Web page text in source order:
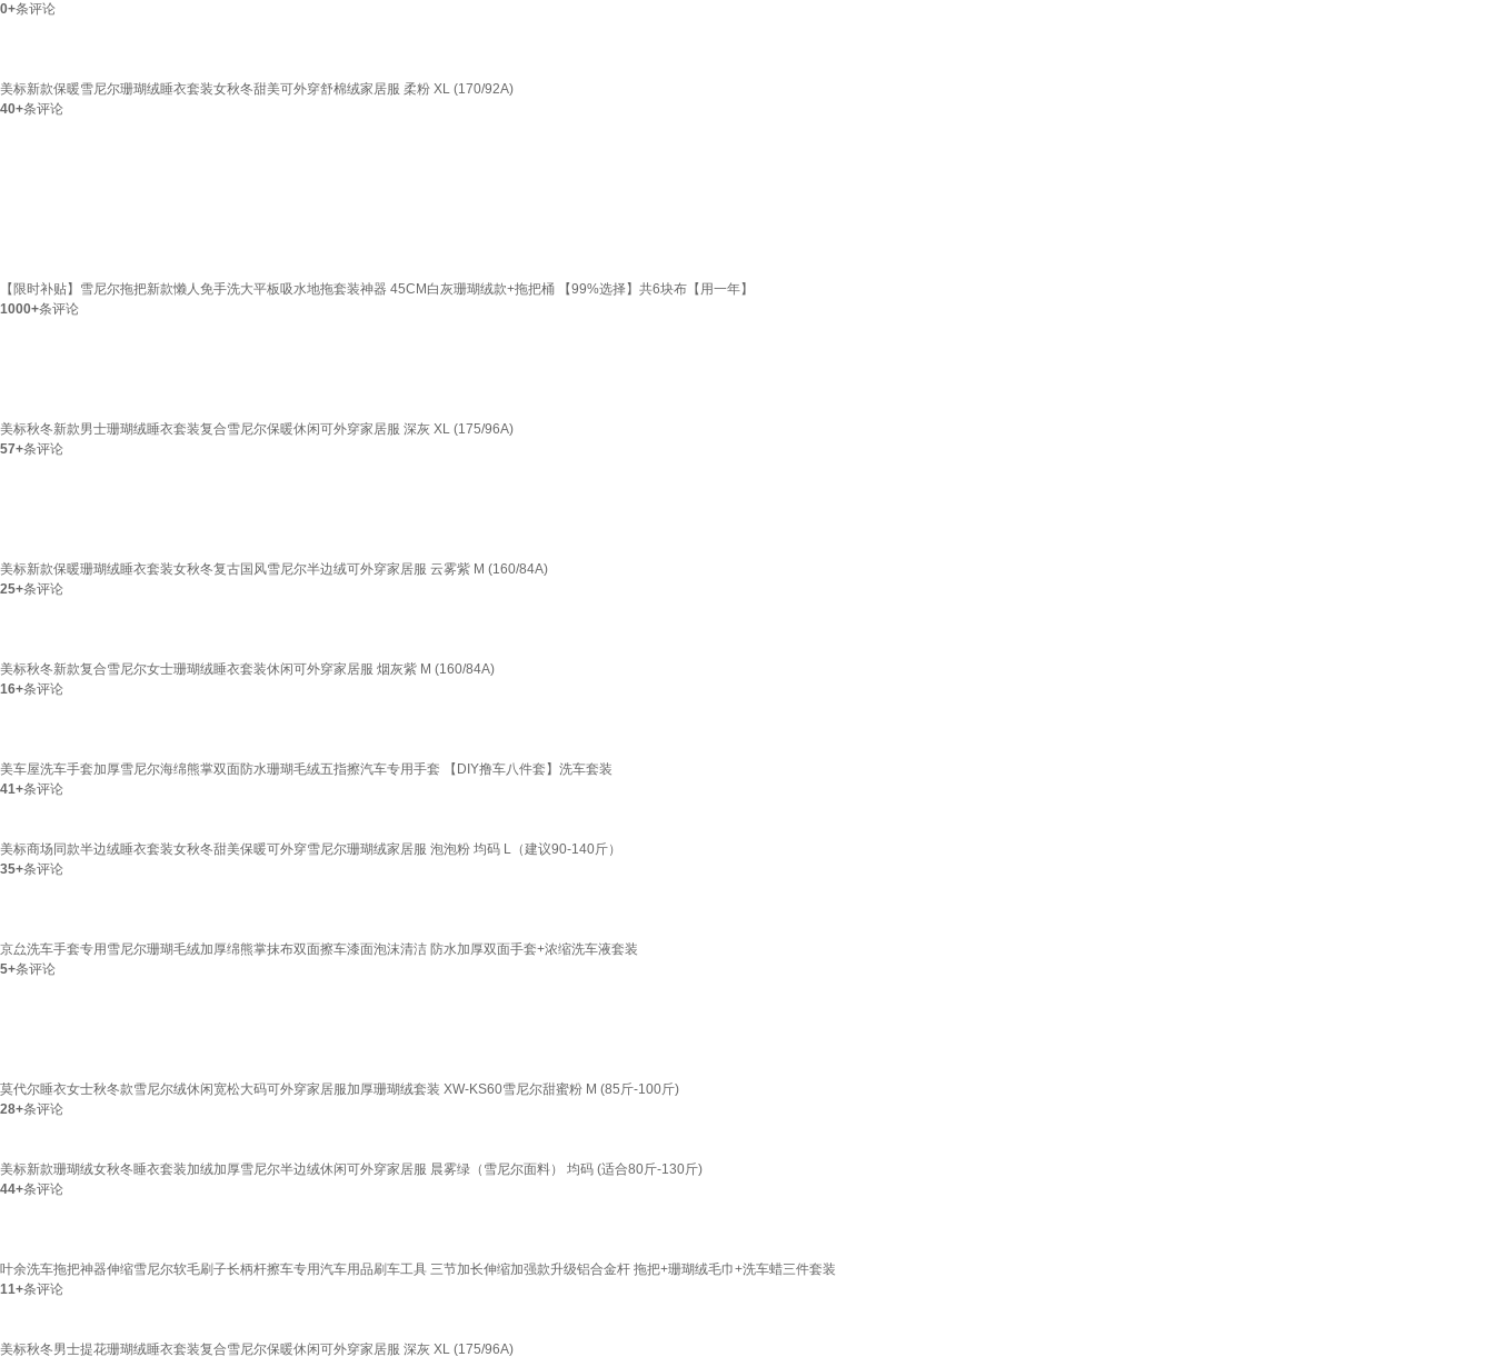
0+条评论
美标新款保暖雪尼尔珊瑚绒睡衣套装女秋冬甜美可外穿舒棉绒家居服 柔粉 XL (170/92A)
40+条评论
【限时补贴】雪尼尔拖把新款懒人免手洗大平板吸水地拖套装神器 45CM白灰珊瑚绒款+拖把桶 【99%选择】共6块布【用一年】
1000+条评论
美标秋冬新款男士珊瑚绒睡衣套装复合雪尼尔保暖休闲可外穿家居服 深灰 XL (175/96A)
57+条评论
美标新款保暖珊瑚绒睡衣套装女秋冬复古国风雪尼尔半边绒可外穿家居服 云雾紫 M (160/84A)
25+条评论
美标秋冬新款复合雪尼尔女士珊瑚绒睡衣套装休闲可外穿家居服 烟灰紫 M (160/84A)
16+条评论
美车屋洗车手套加厚雪尼尔海绵熊掌双面防水珊瑚毛绒五指擦汽车专用手套 【DIY撸车八件套】洗车套装
41+条评论
美标商场同款半边绒睡衣套装女秋冬甜美保暖可外穿雪尼尔珊瑚绒家居服 泡泡粉 均码 L（建议90-140斤）
35+条评论
京厽洗车手套专用雪尼尔珊瑚毛绒加厚绵熊掌抹布双面擦车漆面泡沫清洁 防水加厚双面手套+浓缩洗车液套装
5+条评论
莫代尔睡衣女士秋冬款雪尼尔绒休闲宽松大码可外穿家居服加厚珊瑚绒套装 XW-KS60雪尼尔甜蜜粉 M (85斤-100斤)
28+条评论
美标新款珊瑚绒女秋冬睡衣套装加绒加厚雪尼尔半边绒休闲可外穿家居服 晨雾绿（雪尼尔面料） 均码 (适合80斤-130斤)
44+条评论
叶余洗车拖把神器伸缩雪尼尔软毛刷子长柄杆擦车专用汽车用品刷车工具 三节加长伸缩加强款升级铝合金杆 拖把+珊瑚绒毛巾+洗车蜡三件套装
11+条评论
美标秋冬男士提花珊瑚绒睡衣套装复合雪尼尔保暖休闲可外穿家居服 深灰 XL (175/96A)